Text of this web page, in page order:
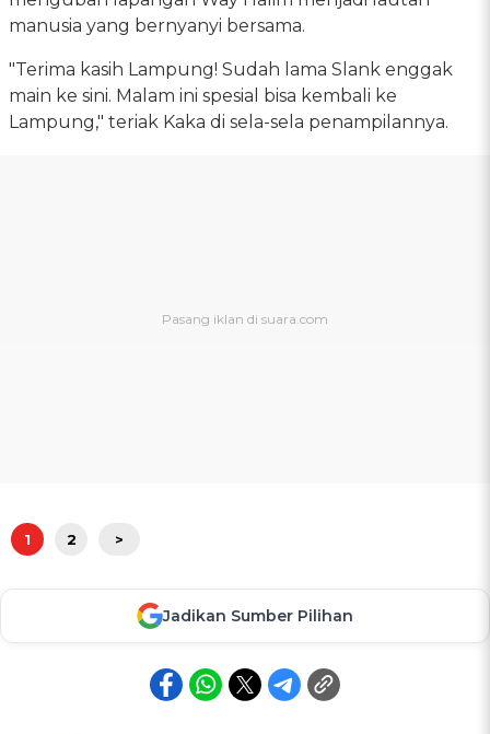
manusia yang bernyanyi bersama.
"Terima kasih Lampung! Sudah lama Slank enggak
main ke sini. Malam ini spesial bisa kembali ke
Lampung," teriak Kaka di sela-sela penampilannya.
1 2 >
Jadikan Sumber Pilihan